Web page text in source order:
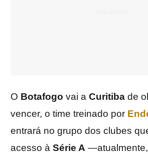
O Botafogo vai a Curitiba de
vencer, o time treinado por
entrará no grupo dos clubes
acesso à Série A